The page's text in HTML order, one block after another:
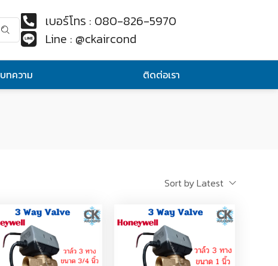
เบอร์โทร : 080-826-5970
Line : @ckaircond
บทความ ติดต่อเรา
Sort by Latest